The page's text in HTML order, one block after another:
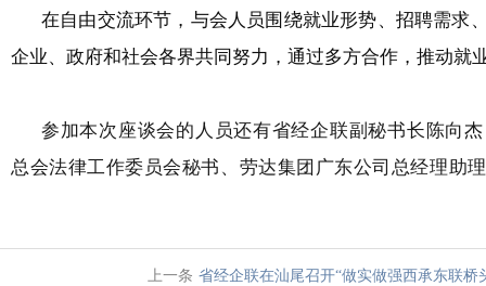
在自由交流环节，与会人员围绕就业形势、招聘需求
企业、政府和社会各界共同努力，通过多方合作，推动就
参加本次座谈会的人员还有省经企联副秘书长陈向
总会法律工作委员会秘书、 劳达集团广东公司总经理助
上一条 省经企联在汕尾召开“做实做强西承东联